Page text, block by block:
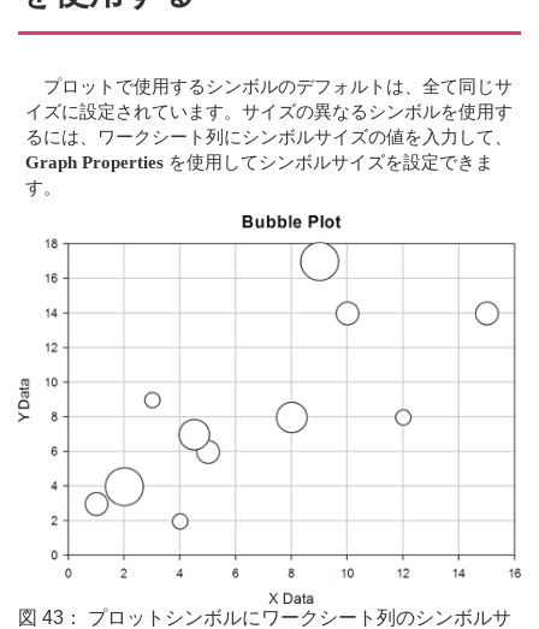
プロットで使用するシンボルのデフォルトは、全て同じサ
イズに設定されています。サイズの異なるシンボルを使用す
るには、ワークシート列にシンボルサイズの値を入力して、
Graph Properties を使用してシンボルサイズを設定できま
す。
図 43： プロットシンボルにワークシート列のシンボルサ